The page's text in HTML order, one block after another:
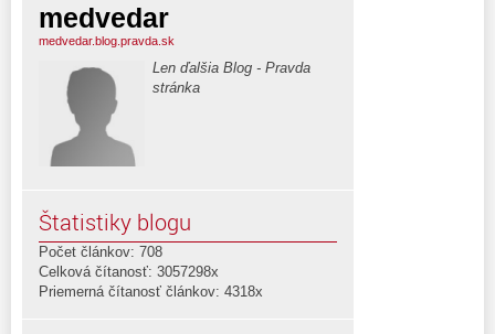
medvedar
medvedar.blog.pravda.sk
Len ďalšia Blog - Pravda
stránka
Štatistiky blogu
Počet článkov: 708
Celková čítanosť: 3057298x
Priemerná čítanosť článkov: 4318x